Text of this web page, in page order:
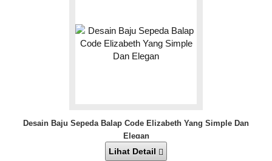
Desain Baju Sepeda Balap Code Elizabeth Yang Simple Dan
Elegan
Lihat Detail